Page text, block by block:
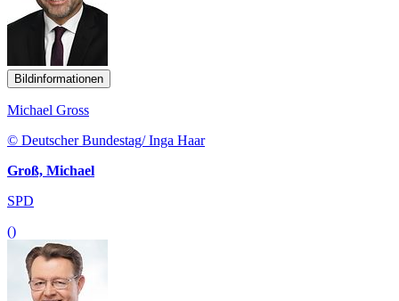
Bildinformationen
Michael Gross
© Deutscher Bundestag/ Inga Haar
Groß, Michael
SPD
()